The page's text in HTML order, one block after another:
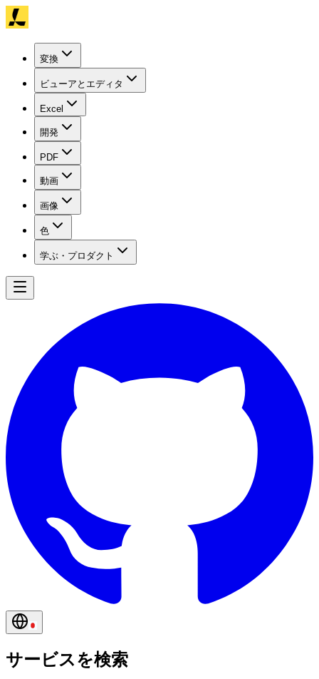
変換
ビューアとエディタ
Excel
開発
PDF
動画
画像
色
学ぶ・プロダクト
サービスを検索